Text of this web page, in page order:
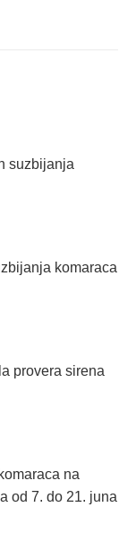
suzbijanja
komaraca
provera sirena
na
od 7. do 21. juna